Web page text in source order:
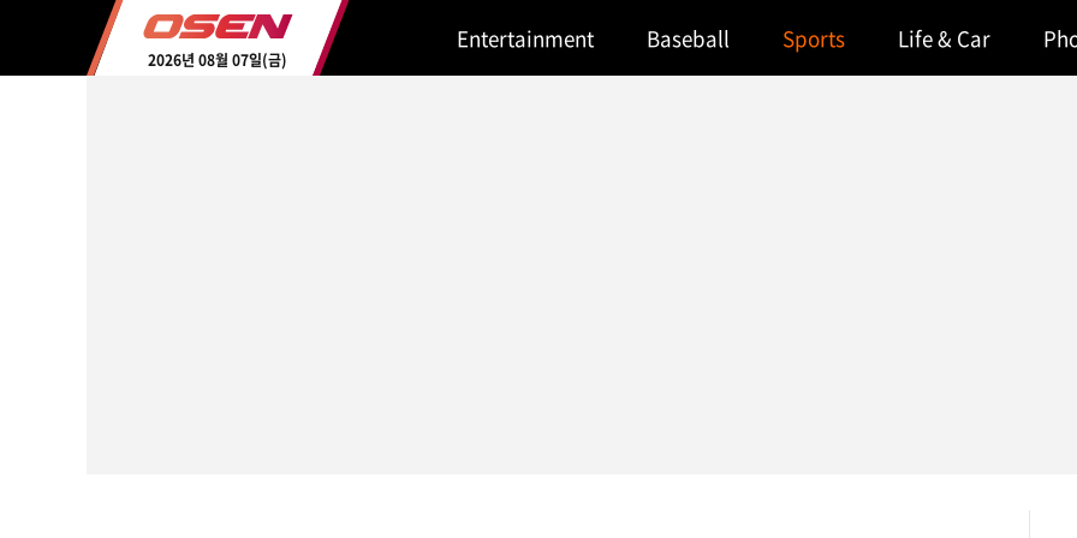
2026년 08월 07일(금)
Entertainment Baseball Sports Life & Car